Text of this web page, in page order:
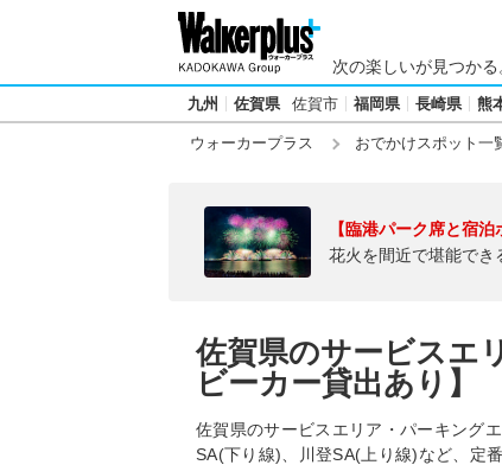
次の楽しいが見つかる
九州 佐賀県 佐賀市 福岡県 長崎県 熊
ウォーカープラス おでかけスポット一
【臨港パーク席と宿泊
花火を間近で堪能でき
佐賀県のサービスエ
ビーカー貸出あり】
佐賀県のサービスエリア・パーキング
SA(下り線)、川登SA(上り線)など、定